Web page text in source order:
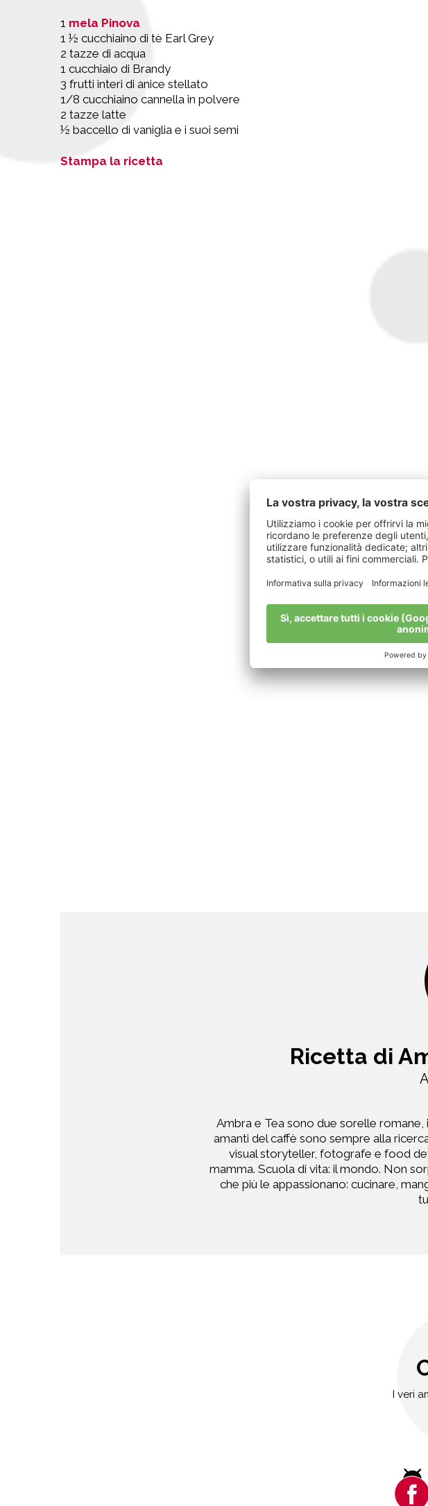
1 mela Pinova
1 ½ cucchiaino di tè Earl Grey
2 tazze di acqua
1 cucchiaio di Brandy
3 frutti interi di anice stellato
1/8 cucchiaino cannella in polvere
2 tazze latte
½ baccello di vaniglia e i suoi semi
Stampa la ricetta
Ricetta di
Ambra e Tea sono due sorelle romane,
amanti del caffè sono sempre alla
visual storyteller, fotografe e food
mamma. Scuola di vita: il mondo. Non
che più le appassionano: cucinare,
I veri